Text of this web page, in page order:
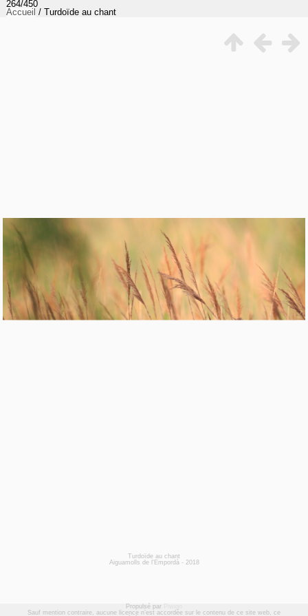
264/450
Accueil / Turdoïde au chant
Turdoïde au chant
Aiguamolls de l'Empordà - 2018
Propulsé par
Sauf mention contraire, aucune licence n’est accordée sur le contenu de ce site web, ce